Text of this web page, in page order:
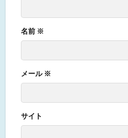
名前 ※
メール ※
サイト